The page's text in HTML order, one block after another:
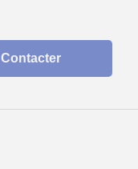
Contacter